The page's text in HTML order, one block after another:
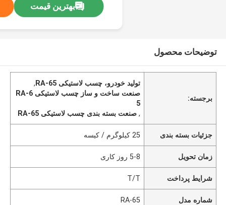
بهترین قیمت
توضیحات محصول
برجسته:
تولید خودرو، چسب لاستیکی RA-65
,
صنعت ساخت و ساز چسب لاستیکی RA-6
5
,صنعت بسته بندی چسب لاستیکی RA-65
جزئیات بسته بندی 25 کیلوگرم / کیسه
زمان تحویل 5-8 روز کاری
شرایط پرداخت T/T
شماره مدل RA-65